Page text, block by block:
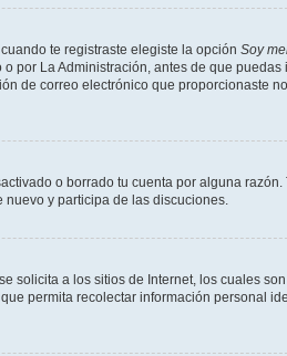
te registraste elegiste la opción Soy
por La Administración, antes de que puedas
de correo electrónico que proporcionaste
o borrado tu cuenta por alguna
y participa de las discuciones.
solicita a los sitios de Internet, los cuales
permita recolectar información personal